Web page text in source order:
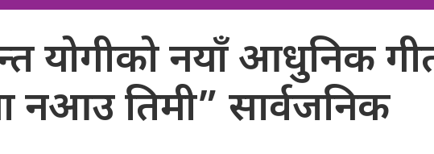
योगीको नयाँ आधुनिक
नआउ तिमी” सार्वजनिक